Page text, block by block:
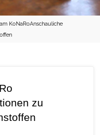
KoNaRoAnschauliche
zu